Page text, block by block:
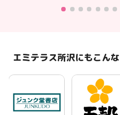
エミテラス所沢にもこん